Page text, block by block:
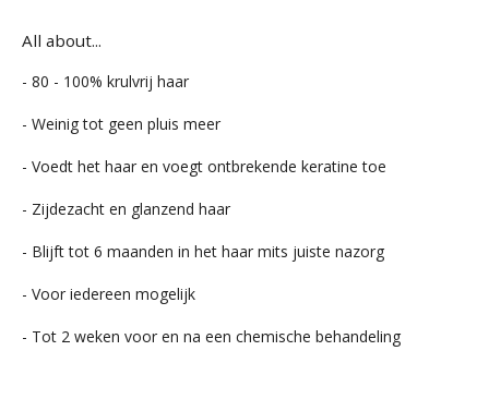
All about...
- 80 - 100% krulvrij haar
- Weinig tot geen pluis meer
- Voedt het haar en voegt ontbrekende keratine toe
- Zijdezacht en glanzend haar
- Blijft tot 6 maanden in het haar mits juiste nazorg
- Voor iedereen mogelijk
- Tot 2 weken voor en na een chemische behandeling